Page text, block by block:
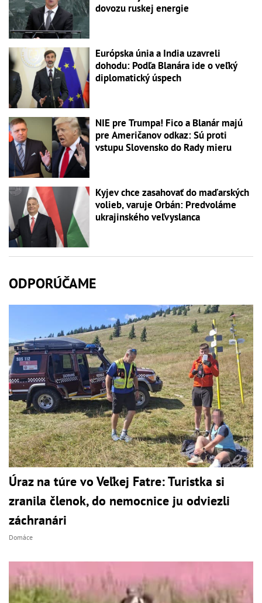
dovozu ruskej energie
Európska únia a India uzavreli
dohodu: Podľa Blanára ide o veľký
diplomatický úspech
NIE pre Trumpa! Fico a Blanár majú
pre Američanov odkaz: Sú proti
vstupu Slovensko do Rady mieru
Kyjev chce zasahovať do maďarských
volieb, varuje Orbán: Predvoláme
ukrajinského veľvyslanca
ODPORÚČAME
Úraz na túre vo Veľkej Fatre: Turistka si
zranila členok, do nemocnice ju odviezli
záchranári
Domáce